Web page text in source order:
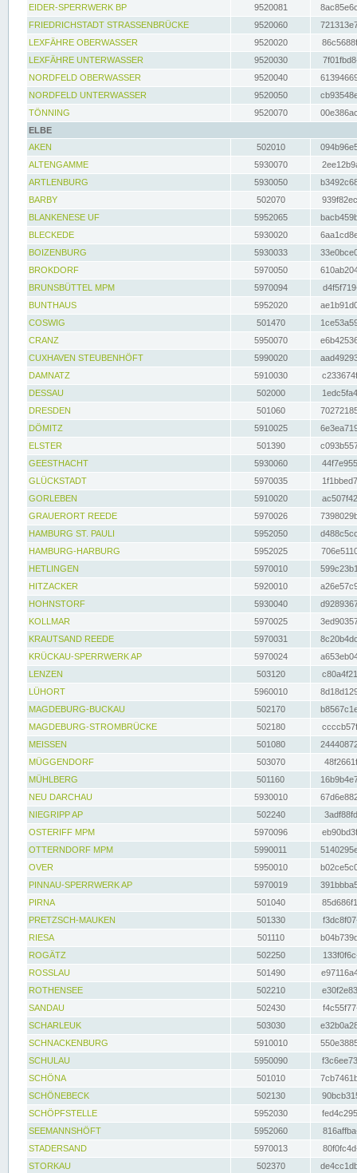
EIDER-SPERRWERK BP
9520081
FRIEDRICHSTADT STRASSENBRÜCKE
9520060
LEXFÄHRE OBERWASSER
9520020
LEXFÄHRE UNTERWASSER
9520030
NORDFELD OBERWASSER
9520040
NORDFELD UNTERWASSER
9520050
TÖNNING
9520070
ELBE
AKEN
502010
ALTENGAMME
5930070
ARTLENBURG
5930050
BARBY
502070
BLANKENESE UF
5952065
BLECKEDE
5930020
BOIZENBURG
5930033
BROKDORF
5970050
BRUNSBÜTTEL MPM
5970094
BUNTHAUS
5952020
COSWIG
501470
CRANZ
5950070
CUXHAVEN STEUBENHÖFT
5990020
DAMNATZ
5910030
DESSAU
502000
DRESDEN
501060
DÖMITZ
5910025
ELSTER
501390
GEESTHACHT
5930060
GLÜCKSTADT
5970035
GORLEBEN
5910020
GRAUERORT REEDE
5970026
HAMBURG ST. PAULI
5952050
HAMBURG-HARBURG
5952025
HETLINGEN
5970010
HITZACKER
5920010
HOHNSTORF
5930040
KOLLMAR
5970025
KRAUTSAND REEDE
5970031
KRÜCKAU-SPERRWERK AP
5970024
LENZEN
503120
LÜHORT
5960010
MAGDEBURG-BUCKAU
502170
MAGDEBURG-STROMBRÜCKE
502180
MEISSEN
501080
MÜGGENDORF
503070
MÜHLBERG
501160
NEU DARCHAU
5930010
NIEGRIPP AP
502240
OSTERIFF MPM
5970096
OTTERNDORF MPM
5990011
OVER
5950010
PINNAU-SPERRWERK AP
5970019
PIRNA
501040
PRETZSCH-MAUKEN
501330
RIESA
501110
ROGÄTZ
502250
ROSSLAU
501490
ROTHENSEE
502210
SANDAU
502430
SCHARLEUK
503030
SCHNACKENBURG
5910010
SCHULAU
5950090
SCHÖNA
501010
SCHÖNEBECK
502130
SCHÖPFSTELLE
5952030
SEEMANNSHÖFT
5952060
STADERSAND
5970013
STORKAU
502370